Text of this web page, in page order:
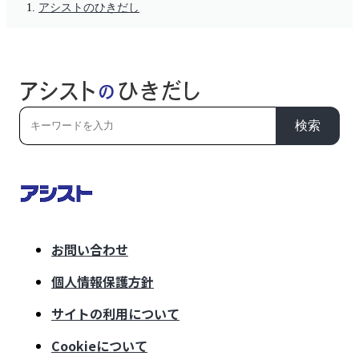
アシストのひきだし
検索
お問い合わせ
個人情報保護方針
サイトの利用について
Cookieについて